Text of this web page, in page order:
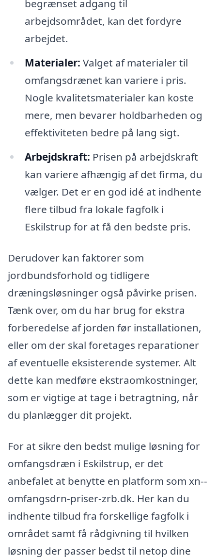
begrænset adgang til
arbejdsområdet, kan det fordyre
arbejdet.
Materialer: Valget af materialer til
omfangsdrænet kan variere i pris.
Nogle kvalitetsmaterialer kan koste
mere, men bevarer holdbarheden og
effektiviteten bedre på lang sigt.
Arbejdskraft: Prisen på arbejdskraft
kan variere afhængig af det firma, du
vælger. Det er en god idé at indhente
flere tilbud fra lokale fagfolk i
Eskilstrup for at få den bedste pris.
Derudover kan faktorer som
jordbundsforhold og tidligere
dræningsløsninger også påvirke prisen.
Tænk over, om du har brug for ekstra
forberedelse af jorden før installationen,
eller om der skal foretages reparationer
af eventuelle eksisterende systemer. Alt
dette kan medføre ekstraomkostninger,
som er vigtige at tage i betragtning, når
du planlægger dit projekt.
For at sikre den bedst mulige løsning for
omfangsdræn i Eskilstrup, er det
anbefalet at benytte en platform som xn--
omfangsdrn-priser-zrb.dk. Her kan du
indhente tilbud fra forskellige fagfolk i
området samt få rådgivning til hvilken
løsning der passer bedst til netop dine